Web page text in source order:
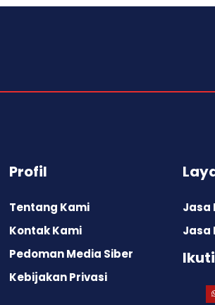
Profil
Tentang Kami
Kontak Kami
Pedoman Media Siber
Kebijakan Privasi
Jasa
Jasa